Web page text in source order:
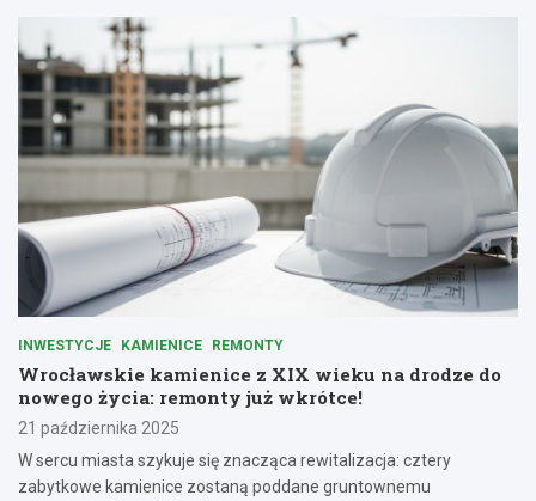
INWESTYCJE KAMIENICE REMONTY
Wrocławskie kamienice z XIX wieku na drodze do
nowego życia: remonty już wkrótce!
21 października 2025
W sercu miasta szykuje się znacząca rewitalizacja: cztery
zabytkowe kamienice zostaną poddane gruntownemu